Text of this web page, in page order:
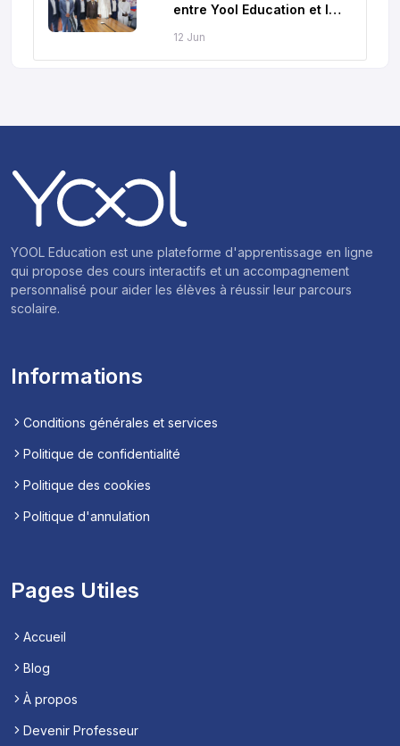
entre Yool Education et le
Promotion Civique du
12 Jun
YOOL Education est une plateforme d'apprentissage en ligne
qui propose des cours interactifs et un accompagnement
personnalisé pour aider les élèves à réussir leur parcours
scolaire.
Informations
Conditions générales et services
Politique de confidentialité
Politique des cookies
Politique d'annulation
Pages Utiles
Accueil
Blog
À propos
Devenir Professeur